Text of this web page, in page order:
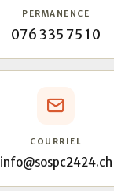
PERMANENCE
076 335 75 10
COURRIEL
info@sospc2424.ch